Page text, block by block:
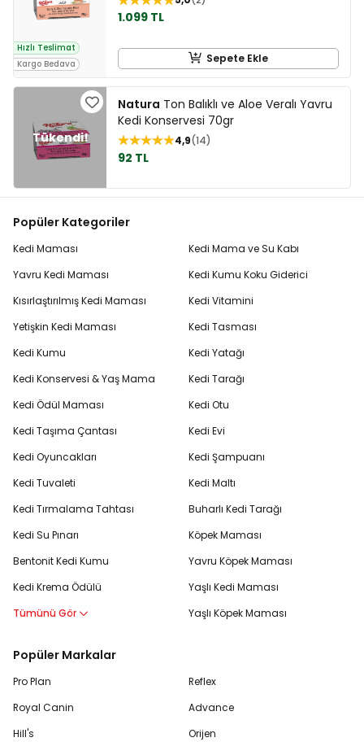
Hızlı Teslimat
Kargo Bedava
1.099 TL
Sepete Ekle
Natura Ton Balıklı ve Aloe Veralı Yavru
Kedi Konservesi 70gr
4,9 14
92 TL
Popüler Kategoriler
Kedi Maması
Yavru Kedi Maması
Kısırlaştırılmış Kedi Maması
Yetişkin Kedi Maması
Kedi Kumu
Kedi Konservesi & Yaş Mama
Kedi Ödül Maması
Kedi Taşıma Çantası
Kedi Oyuncakları
Kedi Tuvaleti
Kedi Tırmalama Tahtası
Kedi Su Pınarı
Bentonit Kedi Kumu
Kedi Krema Ödülü
Tümünü Gör
Kedi Mama ve Su Kabı
Kedi Kumu Koku Giderici
Kedi Vitamini
Kedi Tasması
Kedi Yatağı
Kedi Tarağı
Kedi Otu
Kedi Evi
Kedi Şampuanı
Kedi Maltı
Buharlı Kedi Tarağı
Köpek Maması
Yavru Köpek Maması
Yaşlı Kedi Maması
Yaşlı Köpek Maması
Popüler Markalar
Pro Plan
Royal Canin
Hill's
Reflex
Advance
Orijen